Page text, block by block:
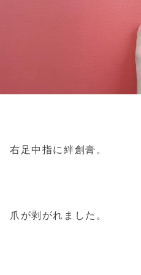
右足中指に絆創膏。
爪が剥がれました。